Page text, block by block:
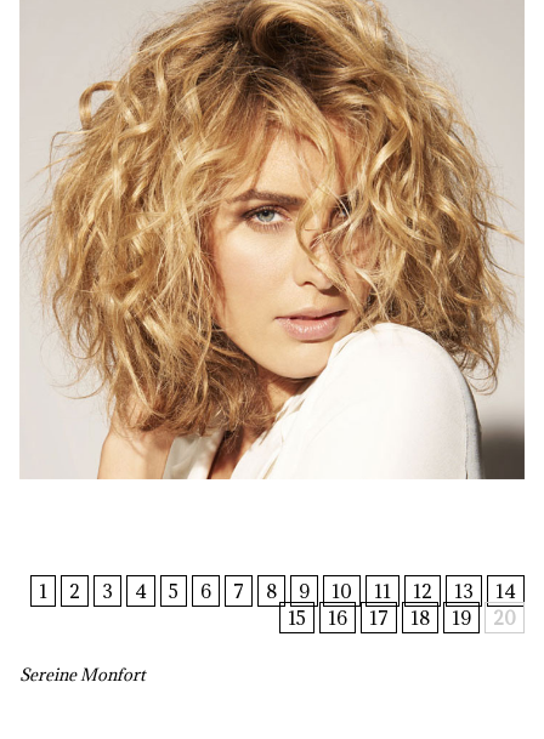
1 2 3 4 5 6 7 8 9 10 11 12 13
14
15
16 17 18 19 20
Sereine Monfort